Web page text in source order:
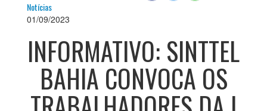
Notícias
01/09/2023
INFORMATIVO: SINTTEL
BAHIA CONVOCA OS